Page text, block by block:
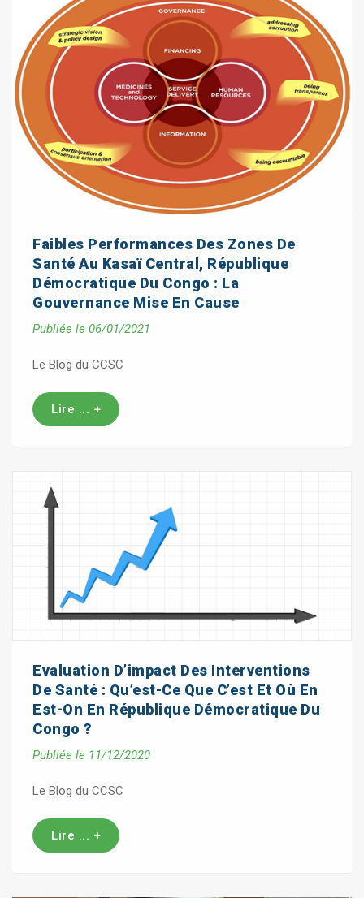
Faibles Performances Des Zones De
Santé Au Kasaï Central, République
Démocratique Du Congo : La
Gouvernance Mise En Cause
Publiée le 06/01/2021
Le Blog du CCSC
Lire ... +
Evaluation D’impact Des Interventions
De Santé : Qu’est-Ce Que C’est Et Où En
Est-On En République Démocratique Du
Congo ?
Publiée le 11/12/2020
Le Blog du CCSC
Lire ... +